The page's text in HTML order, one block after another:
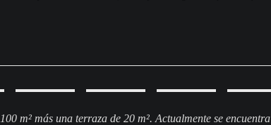
m² más una terraza de 20 m². Actualmente se encuentra